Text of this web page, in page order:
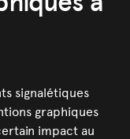
signalétiques
graphiques
impact au